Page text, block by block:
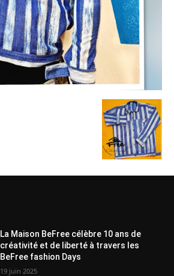
La Maison BeFree célèbre 10 ans de
créativité et de liberté à travers les
BeFree fashion Days
19 juin 2025